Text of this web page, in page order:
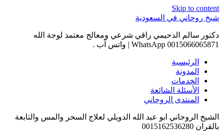
Skip to content
شيخ روحاني في السعودية
دكتور سالم الدحيمي راقي شرعي ومعالج معتمد لوجة الله
0015066065871 WhatsApp | واتس آب .
الرئيسية
المدونة
الخدمات
الأسئلة الشائعة
المنتدى الروحاني
الشيخ الروحاني ابو عبد الله الدويلي لعلاج السحر والمس والتابعة
بالقران 0015162536280